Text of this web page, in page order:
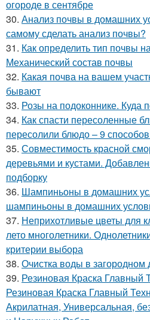
огороде в сентябре
30. Анализ почвы в домашних
самому сделать анализ почвы?
31. Как определить тип почвы
Механический состав почвы
32. Какая почва на вашем
бывают
33. Розы на подоконнике. Куда
34. Как спасти пересоленные
пересолили блюдо – 9
35. Совместимость красной
деревьями и кустами.
подборку
36. Шампиньоны в домашних
шампиньоны в домашних
37. Неприхотливые цветы для
лето многолетники.
критерии выбора
38. Очистка воды в
39. Резиновая Краска Главный
Резиновая Краска Главный
Акрилатная, Универсальная,